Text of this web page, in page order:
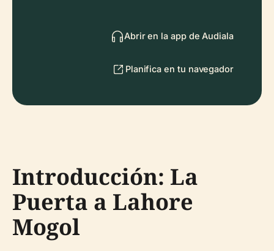
Abrir en la app de Audiala
Planifica en tu navegador
Introducción: La
Puerta a Lahore
Mogol